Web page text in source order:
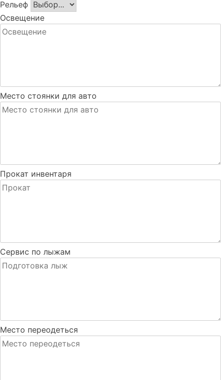
Рельеф
Освещение
Место стоянки для авто
Прокат инвентаря
Сервис по лыжам
Место переодеться